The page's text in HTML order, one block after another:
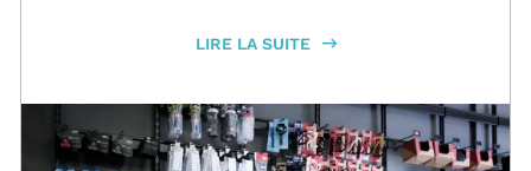
LIRE LA SUITE